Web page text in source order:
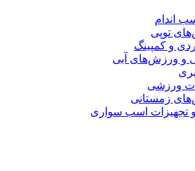
اندام
توپی
و کمپینگ
و ورزش‌های آبی
ورزشی
زمستانی
تجهیزات اسب سواری